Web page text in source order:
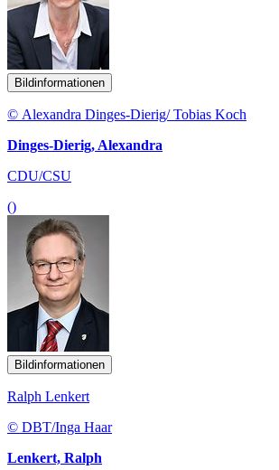
Bildinformationen
© Alexandra Dinges-Dierig/ Tobias Koch
Dinges-Dierig, Alexandra
CDU/CSU
()
Bildinformationen
Ralph Lenkert
© DBT/Inga Haar
Lenkert, Ralph